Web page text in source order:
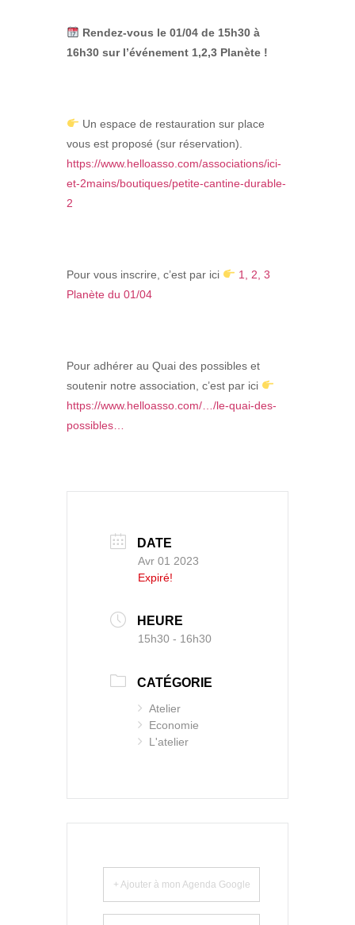
Rendez-vous le 01/04 de 15h30 à
16h30 sur l’événement 1,2,3 Planète !
Un espace de restauration sur place
vous est proposé (sur réservation).
https://www.helloasso.com/associations/ici-
et-2mains/boutiques/petite-cantine-durable-
2
Pour vous inscrire, c’est par ici
1, 2, 3
Planète du 01/04
Pour adhérer au Quai des possibles et
soutenir notre association, c’est par ici
https://www.helloasso.com/…/le-quai-des-
possibles…
DATE
Avr 01 2023
Expiré!
HEURE
15h30 - 16h30
CATÉGORIE
Atelier
Economie
L'atelier
+ Ajouter à mon Agenda Google